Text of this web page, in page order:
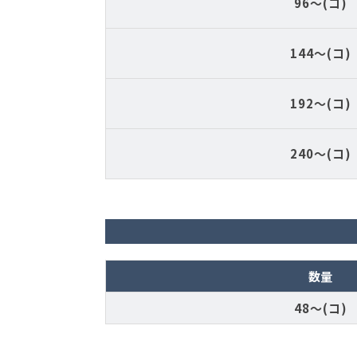
144～(コ)
192～(コ)
240～(コ)
数量
48～(コ)